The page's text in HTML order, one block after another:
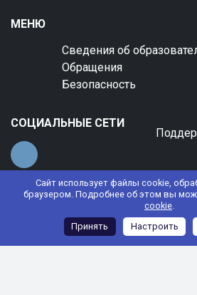
Сайт использует файлы cookie,
браузером. Подробнее об этом вы
cookie.
Принять
Настроить
МЕНЮ
Сведения об
Обращения
Безопасность
СОЦИАЛЬНЫЕ СЕТИ
© 2022 АНО ДО "Планета детства